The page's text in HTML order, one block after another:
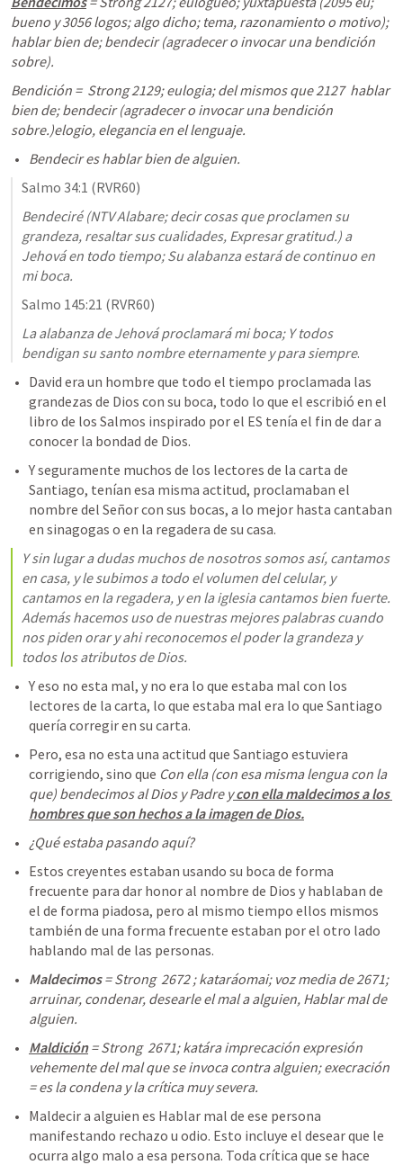
bueno y 3056 logos; algo dicho; tema, razonamiento o motivo);
hablar bien de; bendecir (agradecer o invocar una bendición
sobre).
Bendición =  Strong 2129; eulogia; del mismos que 2127  hablar
bien de; bendecir (agradecer o invocar una bendición
sobre.)elogio, elegancia en el lenguaje.
Bendecir es hablar bien de alguien.
Salmo 34:1 (RVR60)
Bendeciré (NTV Alabare; decir cosas que proclamen su
grandeza, resaltar sus cualidades, Expresar gratitud.) a
Jehová en todo tiempo; Su alabanza estará de continuo en
mi boca.
Salmo 145:21 (RVR60)
La alabanza de Jehová proclamará mi boca; Y todos
bendigan su santo nombre eternamente y para siempre.
David era un hombre que todo el tiempo proclamada las
grandezas de Dios con su boca, todo lo que el escribió en el
libro de los Salmos inspirado por el ES tenía el fin de dar a
conocer la bondad de Dios.
Y seguramente muchos de los lectores de la carta de
Santiago, tenían esa misma actitud, proclamaban el
nombre del Señor con sus bocas, a lo mejor hasta cantaban
en sinagogas o en la regadera de su casa.
Y sin lugar a dudas muchos de nosotros somos así, cantamos
en casa, y le subimos a todo el volumen del celular, y
cantamos en la regadera, y en la iglesia cantamos bien fuerte.
Además hacemos uso de nuestras mejores palabras cuando
nos piden orar y ahi reconocemos el poder la grandeza y
todos los atributos de Dios.
Y eso no esta mal, y no era lo que estaba mal con los
lectores de la carta, lo que estaba mal era lo que Santiago
quería corregir en su carta.
Pero, esa no esta una actitud que Santiago estuviera
corrigiendo, sino que Con ella (con esa misma lengua con la
que) bendecimos al Dios y Padre y con ella maldecimos a los
hombres que son hechos a la imagen de Dios.
¿Qué estaba pasando aquí?
Estos creyentes estaban usando su boca de forma
frecuente para dar honor al nombre de Dios y hablaban de
el de forma piadosa, pero al mismo tiempo ellos mismos
también de una forma frecuente estaban por el otro lado
hablando mal de las personas.
Maldecimos = Strong  2672 ; kataráomai; voz media de 2671;
arruinar, condenar, desearle el mal a alguien, Hablar mal de
alguien.
Maldición = Strong  2671; katára imprecación expresión
vehemente del mal que se invoca contra alguien; execración
= es la condena y la crítica muy severa.
Maldecir a alguien es Hablar mal de ese persona
manifestando rechazo u odio. Esto incluye el desear que le
ocurra algo malo a esa persona. Toda crítica que se hace